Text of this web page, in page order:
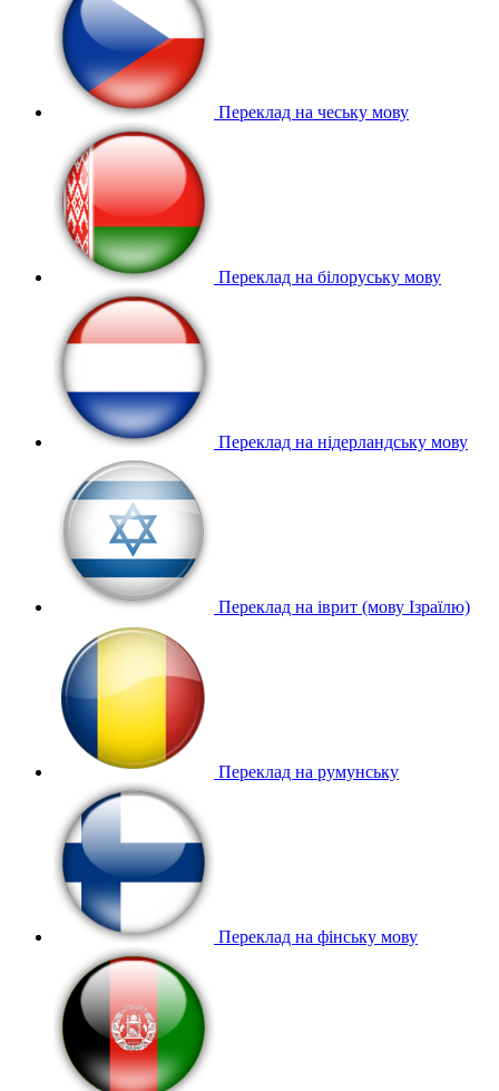
Переклад на чеську мову
Переклад на білоруську мову
Переклад на нідерландську мову
Переклад на іврит (мову Ізраїлю)
Переклад на румунську
Переклад на фінську мову